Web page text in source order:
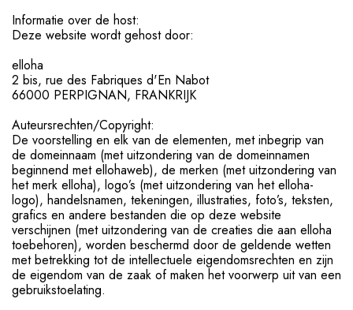
Informatie over de host:
Deze website wordt gehost door:
elloha
2 bis, rue des Fabriques d'En Nabot
66000 PERPIGNAN, FRANKRIJK
Auteursrechten/Copyright:
De voorstelling en elk van de elementen, met inbegrip van
de domeinnaam (met uitzondering van de domeinnamen
beginnend met ellohaweb), de merken (met uitzondering van
het merk elloha), logo’s (met uitzondering van het elloha-
logo), handelsnamen, tekeningen, illustraties, foto’s, teksten,
grafics en andere bestanden die op deze website
verschijnen (met uitzondering van de creaties die aan elloha
toebehoren), worden beschermd door de geldende wetten
met betrekking tot de intellectuele eigendomsrechten en zijn
de eigendom van de zaak of maken het voorwerp uit van een
gebruikstoelating.